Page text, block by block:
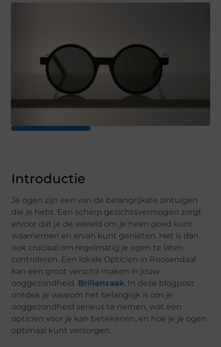
Introductie
Je ogen zijn een van de belangrijkste zintuigen
die je hebt. Een scherp gezichtsvermogen zorgt
ervoor dat je de wereld om je heen goed kunt
waarnemen en ervan kunt genieten. Het is dan
ook cruciaal om regelmatig je ogen te laten
controleren. Een lokale Opticien in Roosendaal
kan een groot verschil maken in jouw
ooggezondheid. Brillenzaak. In deze blogpost
ontdek je waarom het belangrijk is om je
ooggezondheid serieus te nemen, wat een
opticien voor je kan betekenen, en hoe je je ogen
optimaal kunt verzorgen.